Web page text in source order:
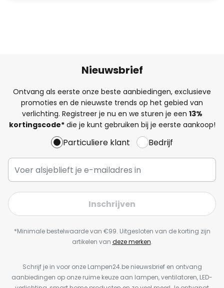
Nieuwsbrief
Ontvang als eerste onze beste aanbiedingen, exclusieve
promoties en de nieuwste trends op het gebied van
verlichting. Registreer je nu en we sturen je een 13%
kortingscode*die je kunt gebruiken bij je eerste aankoop!
Particuliere klant Bedrijf
Inschrijven
*Minimale bestelwaarde van €99. Uitgesloten van de korting zijn
artikelen van deze merken.
Schrijf je in voor onze Lampen24.be nieuwsbrief en ontvang
aanbiedingen op onze ruime keuze aan lampen, ventilatoren, LED-